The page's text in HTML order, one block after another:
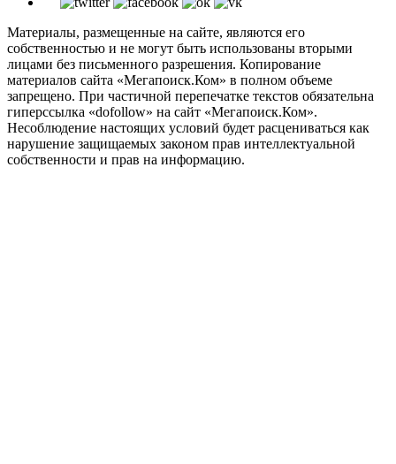
Материалы, размещенные на сайте, являются его
собственностью и не могут быть использованы вторыми
лицами без письменного разрешения. Копирование
материалов сайта «Мегапоиск.Ком» в полном объеме
запрещено. При частичной перепечатке текстов обязательна
гиперссылка «dofollow» на сайт «Мегапоиск.Ком».
Несоблюдение настоящих условий будет расцениваться как
нарушение защищаемых законом прав интеллектуальной
собственности и прав на информацию.